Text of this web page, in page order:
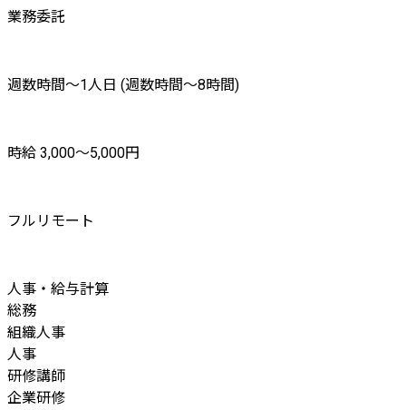
業務委託
週数時間〜1人日 (週数時間〜8時間)
時給 3,000〜5,000円
フルリモート
人事・給与計算
総務
組織人事
人事
研修講師
企業研修